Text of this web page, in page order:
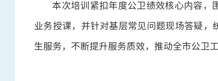
本次培训紧扣年度公卫绩效核心内容，
业务授课，并针对基层常见问题现场答疑
生服务，不断提升服务质效，推动全市公卫